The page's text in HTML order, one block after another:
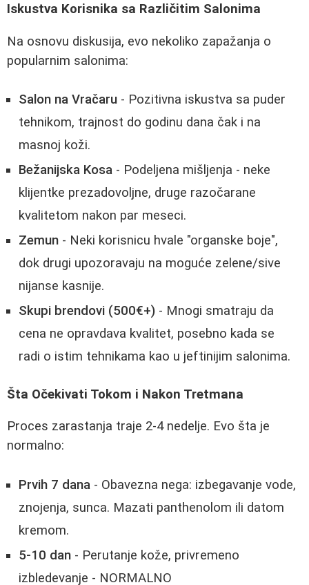
Iskustva Korisnika sa Različitim Salonima
Na osnovu diskusija, evo nekoliko zapažanja o
popularnim salonima:
Salon na Vračaru - Pozitivna iskustva sa puder
tehnikom, trajnost do godinu dana čak i na
masnoj koži.
Bežanijska Kosa - Podeljena mišljenja - neke
klijentke prezadovoljne, druge razočarane
kvalitetom nakon par meseci.
Zemun - Neki korisnicu hvale "organske boje",
dok drugi upozoravaju na moguće zelene/sive
nijanse kasnije.
Skupi brendovi (500€+) - Mnogi smatraju da
cena ne opravdava kvalitet, posebno kada se
radi o istim tehnikama kao u jeftinijim salonima.
Šta Očekivati Tokom i Nakon Tretmana
Proces zarastanja traje 2-4 nedelje. Evo šta je
normalno:
Prvih 7 dana - Obavezna nega: izbegavanje vode,
znojenja, sunca. Mazati panthenolom ili datom
kremom.
5-10 dan - Perutanje kože, privremeno
izbledevanje - NORMALNO